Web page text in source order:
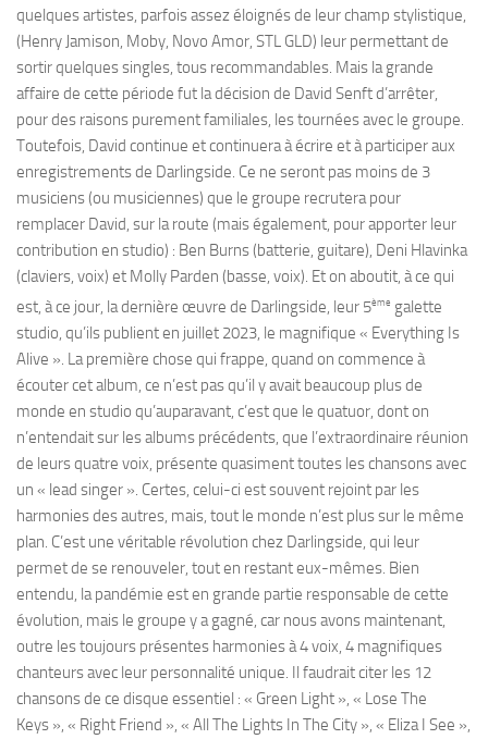
quelques artistes, parfois assez éloignés de leur champ stylistique,
(Henry Jamison, Moby, Novo Amor, STL GLD) leur permettant de
sortir quelques singles, tous recommandables. Mais la grande
affaire de cette période fut la décision de David Senft d’arrêter,
pour des raisons purement familiales, les tournées avec le groupe.
Toutefois, David continue et continuera à écrire et à participer aux
enregistrements de Darlingside. Ce ne seront pas moins de 3
musiciens (ou musiciennes) que le groupe recrutera pour
remplacer David, sur la route (mais également, pour apporter leur
contribution en studio) : Ben Burns (batterie, guitare), Deni Hlavinka
(claviers, voix) et Molly Parden (basse, voix). Et on aboutit, à ce qui
est, à ce jour, la dernière œuvre de Darlingside, leur 5ème galette
studio, qu’ils publient en juillet 2023, le magnifique « Everything Is
Alive ». La première chose qui frappe, quand on commence à
écouter cet album, ce n’est pas qu’il y avait beaucoup plus de
monde en studio qu’auparavant, c’est que le quatuor, dont on
n’entendait sur les albums précédents, que l’extraordinaire réunion
de leurs quatre voix, présente quasiment toutes les chansons avec
un « lead singer ». Certes, celui-ci est souvent rejoint par les
harmonies des autres, mais, tout le monde n’est plus sur le même
plan. C’est une véritable révolution chez Darlingside, qui leur
permet de se renouveler, tout en restant eux-mêmes. Bien
entendu, la pandémie est en grande partie responsable de cette
évolution, mais le groupe y a gagné, car nous avons maintenant,
outre les toujours présentes harmonies à 4 voix, 4 magnifiques
chanteurs avec leur personnalité unique. Il faudrait citer les 12
chansons de ce disque essentiel : « Green Light », « Lose The
Keys », « Right Friend », « All The Lights In The City », « Eliza I See »,